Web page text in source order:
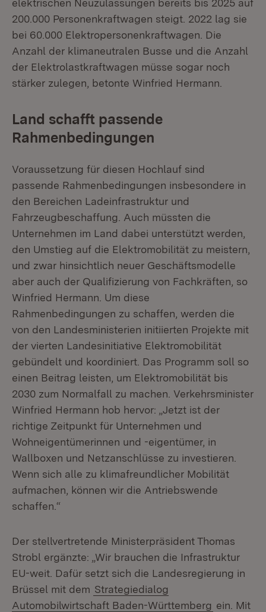
elektrischen Neuzulassungen bereits bis 2025 auf
200.000 Personenkraftwagen steigt. 2022 lag sie
bei 60.000 Elektropersonenkraftwagen. Die
Anzahl der klimaneutralen Busse und die Anzahl
der Elektrolastkraftwagen müsse sogar noch
stärker zulegen, betonte Winfried Hermann.
Land schafft passende
Rahmenbedingungen
Voraussetzung für diesen Hochlauf sind
passende Rahmenbedingungen insbesondere in
den Bereichen Ladeinfrastruktur und
Fahrzeugbeschaffung. Auch müssten die
Unternehmen im Land dabei unterstützt werden,
den Umstieg auf die Elektromobilität zu meistern,
und zwar hinsichtlich neuer Geschäftsmodelle
aber auch der Qualifizierung von Fachkräften, so
Winfried Hermann. Um diese
Rahmenbedingungen zu schaffen, werden die
von den Landesministerien initiierten Projekte mit
der vierten Landesinitiative Elektromobilität
gebündelt und koordiniert. Das Programm soll so
einen Beitrag leisten, um Elektromobilität bis
2030 zum Normalfall zu machen. Verkehrsminister
Winfried Hermann hob hervor: „Jetzt ist der
richtige Zeitpunkt für Unternehmen und
Wohneigentümerinnen und -eigentümer, in
Wallboxen und Netzanschlüsse zu investieren.
Wenn sich alle zu klimafreundlicher Mobilität
aufmachen, können wir die Antriebswende
schaffen.“
Der stellvertretende Ministerpräsident Thomas
Strobl ergänzte: „Wir brauchen die Infrastruktur
EU-weit. Dafür setzt sich die Landesregierung in
Brüssel mit dem Strategiedialog
Automobilwirtschaft Baden-Württemberg ein. Mit